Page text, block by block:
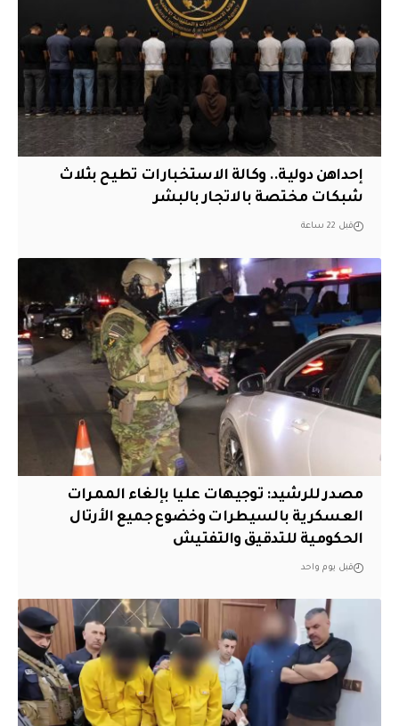
إحداهن دولية.. وكالة الاستخبارات تطيح بثلاث
شبكات مختصة بالاتجار بالبشر
قبل 22 ساعة
مصدر للرشيد: توجيهات عليا بإلغاء الممرات
العسكرية بالسيطرات وخضوع جميع الأرتال
الحكومية للتدقيق والتفتيش
قبل يوم واحد